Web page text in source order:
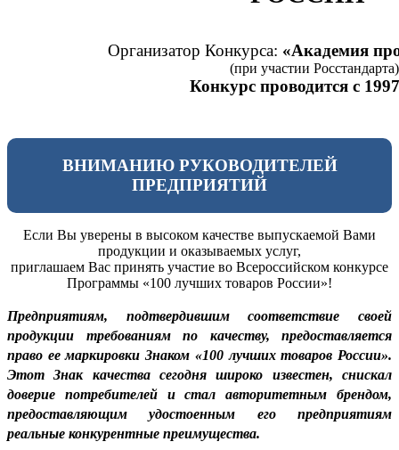
Организатор Конкурса: «Академия
(при участии Росстандарта)
Конкурс проводится с
ВНИМАНИЮ РУКОВОДИТЕЛЕЙ
ПРЕДПРИЯТИЙ
Если Вы уверены в высоком качестве выпускаемой Вами
продукции и оказываемых услуг,
приглашаем Вас принять участие во Всероссийском конкурсе
Программы «100 лучших товаров России»!
Предприятиям, подтвердившим соответствие своей
продукции требованиям по качеству, предоставляется
право ее маркировки Знаком «100 лучших товаров России».
Этот Знак качества сегодня широко известен, снискал
доверие потребителей и стал авторитетным брендом,
предоставляющим удостоенным его предприятиям
реальные конкурентные преимущества.